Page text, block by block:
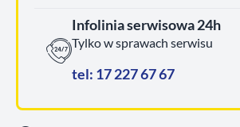
Infolinia serwisowa 24h
Tylko w sprawach serwisu
tel: 17 227 67 67